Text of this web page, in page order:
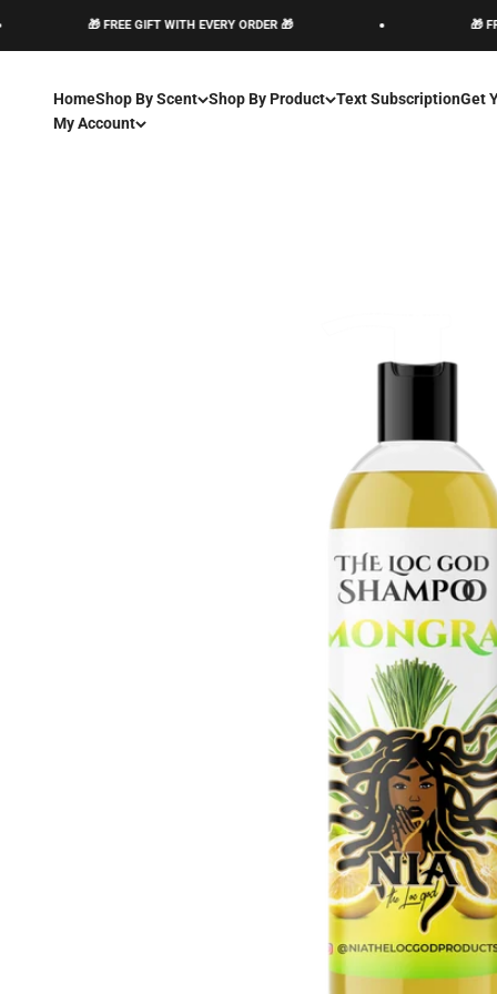
🎁 FREE GIFT WITH EVERY ORDER 🎁 🎁 FREE GIFT
HomeShop By Scent Shop By Product Text SubscriptionGet
My Account